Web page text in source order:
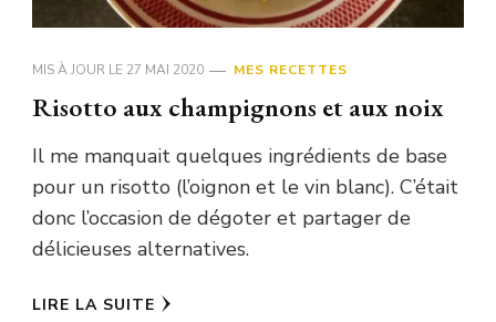
MIS À JOUR LE 27 MAI 2020 MES RECETTES
Risotto aux champignons et aux noix
Il me manquait quelques ingrédients de base
pour un risotto (l’oignon et le vin blanc). C’était
donc l’occasion de dégoter et partager de
délicieuses alternatives.
LIRE LA SUITE